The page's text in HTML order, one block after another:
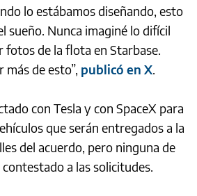
lo estábamos diseñando, esto
sueño. Nunca imaginé lo difícil
fotos de la flota en Starbase.
más de esto”, publicó en X.
con Tesla y con SpaceX para
que serán entregados a la
del acuerdo, pero ninguna de
a las solicitudes.